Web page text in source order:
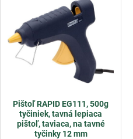
Pištoľ RAPID EG111, 500g
tyčiniek, tavná lepiaca
pištoľ, taviaca, na tavné
tyčinky 12 mm